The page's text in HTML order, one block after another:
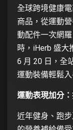
全球跨境健康
商品，從運動
動配件一次網
時，iHerb 盛大
6 月 20 日，全
運動裝備輕鬆入
運動表現加分
近年健身、跑